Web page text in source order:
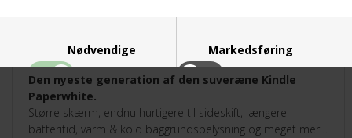
Nødvendige Markedsføring
Den nyeste generation af den suveræne Kindle
Paperwhite.
Større skærm, endnu hurtigere til sideskift, længere
batteritid, varm & kold baggrundsbelysning og meget mere.